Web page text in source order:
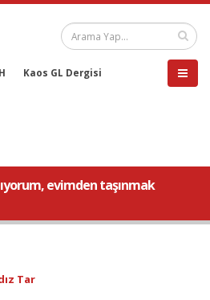
Kaos GL Dergisi
evimden taşınmak
Tar